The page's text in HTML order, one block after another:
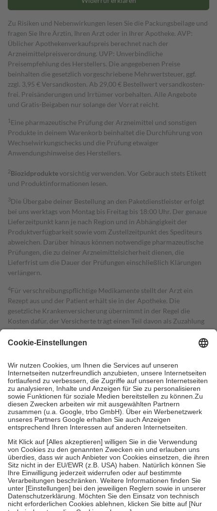
Zu Risiken und Nebenwirkungen lesen Sie die Packungsbeilage und
fragen Sie Ihre Ärztin, Ihren Arzt oder in Ihrer Apotheke. AVP:
Üblicher Apothekenverkaufspreis berechnet nach der
Arzneimittelpreisverordnung. UVP: Unverbindliche
Preisempfehlung des Herstellers. Die angegebenen Preise
beinhalten die gesetzlich vorgeschriebene Mehrwertsteuer, ggf.
zzgl. 3,95 € Versandkosten. Ab 29,00 € Bestell­wert versand­kosten­
frei. Preisänderungen und Irrtümer vorbehalten. Alle Angebote
und Gratis-Beigaben nur solange der Vorrat reicht.
1 Eine pharmazeutische Prüfung der Arzneimittel und sonstigen
Produkte in deinem Warenkorb beinhaltet die Durchführung von
Wechselwirkungschecks und die Prüfung etwaiger
Anwendungshinweise des Herstellers.
2Biozidproduktevorsichtig verwenden. Vor Gebrauch stets Etikett
und Produktinformationen lesen.
3Die Übergabe deiner Bestellung an den Paketdienstleister erfolgt
bei uns werktags von Montag bis Freitag bis 18:00 Uhr. Der genaue
Lieferzeitpunkt kann je nach Region und in Abhängigkeit der
Produktverfügbarkeit sowie vom Zustellzeitpunkt des Spediteurs
abweichen. Darüber hinaus können notwendige pharmazeutische
Prüfungen, die zu deiner Arzneimittelsicherheit dienen, die
Lieferfrist um die Dauer der Prüfungen einschließlich Klärungen
verlängern.
4Für verschreibungspflichtige Medikamente stellt der Arzt ein
Rezept aus und der Patient erhält sie in der Apotheke. Die
gesetzliche Krankenversicherung übernimmt in der Regel die
Kosten dafür, der Versicherte trägt einen Teil davon als Zuzahlung
mit.
Grundsätzlich leisten Mitglieder Zuzahlungen in Höhe von zehn
höchstens zehn Euro.
Es sind jedoch nie mehr als die tatsächlichen
Kosten der Leistung zu entrichten.
Diese Regeln gelten grundsätzlich auch für Online-Apotheken.
Bei Heilmitteln und häuslicher Krankenpflege beträgt die
Zuzahlung zehn Prozent der Kosten sowie zehn Euro je
Verordnung.
Um das Engagement der Versicherten für ihre eigene Gesundheit zu
stärken und die besondere Stellung der Familie zu unterstützen,
fallenkeine Zuzahlungenan bei:
• Kindern und Jugendlichen bis zum vollendeten 18. Lebensjahr
mit Ausnahme der Fahrkosten
• Untersuchungen zur Vorsorge und Früherkennung, die von der
GKV getragen werden
• empfohlenen Schutzimpfungen
• Harn- und Blutteststreifen